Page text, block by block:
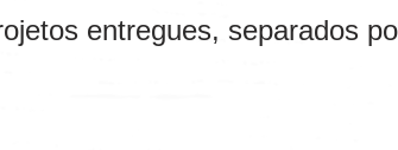
entregues, separados